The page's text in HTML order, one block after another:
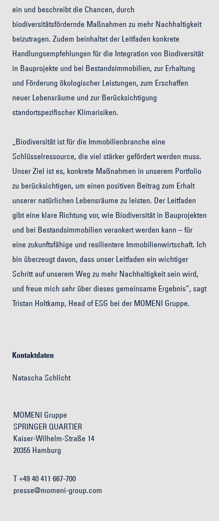
ein und beschreibt die Chancen, durch
biodiversitätsfördernde Maßnahmen zu mehr Nachhaltigkeit
beizutragen. Zudem beinhaltet der Leitfaden konkrete
Handlungsempfehlungen für die Integration von Biodiversität
in Bauprojekte und bei Bestandsimmobilien, zur Erhaltung
und Förderung ökologischer Leistungen, zum Erschaffen
neuer Lebensräume und zur Berücksichtigung
standortspezifischer Klimarisiken.
„Biodiversität ist für die Immobilienbranche eine
Schlüsselressource, die viel stärker gefördert werden muss.
Unser Ziel ist es, konkrete Maßnahmen in unserem Portfolio
zu berücksichtigen, um einen positiven Beitrag zum Erhalt
unserer natürlichen Lebensräume zu leisten. Der Leitfaden
gibt eine klare Richtung vor, wie Biodiversität in Bauprojekten
und bei Bestandsimmobilien verankert werden kann – für
eine zukunftsfähige und resilientere Immobilienwirtschaft. Ich
bin überzeugt davon, dass unser Leitfaden ein wichtiger
Schritt auf unserem Weg zu mehr Nachhaltigkeit sein wird,
und freue mich sehr über dieses gemeinsame Ergebnis“, sagt
Tristan Holtkamp, Head of ESG bei der MOMENI Gruppe.
Kontaktdaten
Natascha Schlicht
MOMENI Gruppe
SPRINGER QUARTIER
Kaiser-Wilhelm-Straße 14
20355 Hamburg
T +49 40 411 667-700
presse@momeni-group.com